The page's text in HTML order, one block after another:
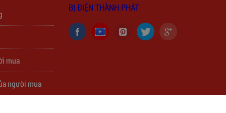
mua
người mua
BỊ ĐIỆN THÀNH PHÁT